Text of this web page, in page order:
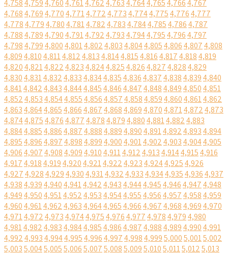
4,7584,7594,7604,7614,7624,7634,7644,7654,7664,767
4,7684,7694,7704,7714,7724,7734,7744,7754,7764,777
4,7784,7794,7804,7814,7824,7834,7844,7854,7864,787
4,7884,7894,7904,7914,7924,7934,7944,7954,7964,797
4,7984,7994,8004,8014,8024,8034,8044,8054,8064,8074,808
4,8094,8104,8114,8124,8134,8144,8154,8164,8174,8184,819
4,8204,8214,8224,8234,8244,8254,8264,8274,8284,829
4,8304,8314,8324,8334,8344,8354,8364,8374,8384,8394,840
4,8414,8424,8434,8444,8454,8464,8474,8484,8494,8504,851
4,8524,8534,8544,8554,8564,8574,8584,8594,8604,8614,862
4,8634,8644,8654,8664,8674,8684,8694,8704,8714,8724,873
4,8744,8754,8764,8774,8784,8794,8804,8814,8824,883
4,8844,8854,8864,8874,8884,8894,8904,8914,8924,8934,894
4,8954,8964,8974,8984,8994,9004,9014,9024,9034,9044,905
4,9064,9074,9084,9094,9104,9114,9124,9134,9144,9154,916
4,9174,9184,9194,9204,9214,9224,9234,9244,9254,926
4,9274,9284,9294,9304,9314,9324,9334,9344,9354,9364,937
4,9384,9394,9404,9414,9424,9434,9444,9454,9464,9474,948
4,9494,9504,9514,9524,9534,9544,9554,9564,9574,9584,959
4,9604,9614,9624,9634,9644,9654,9664,9674,9684,9694,970
4,9714,9724,9734,9744,9754,9764,9774,9784,9794,980
4,9814,9824,9834,9844,9854,9864,9874,9884,9894,9904,991
4,9924,9934,9944,9954,9964,9974,9984,9995,0005,0015,002
5,0035,0045,0055,0065,0075,0085,0095,0105,0115,0125,013